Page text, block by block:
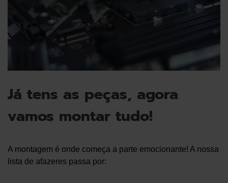
Já tens as peças, agora
vamos montar tudo!
A montagem é onde começa a parte emocionante! A nossa
lista de afazeres passa por: